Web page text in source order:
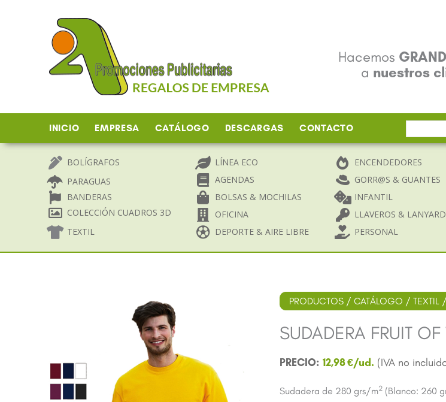
Hacemos
a nuestros
INICIO EMPRESA CATÁLOGO DESCARGAS CONTACTO
por:
BOLÍGRAFOS
PARAGUAS
BANDERAS
COLECCIÓN CUADROS 3D
TEXTIL
LÍNEA ECO
AGENDAS
BOLSAS & MOCHILAS
OFICINA
DEPORTE & AIRE LIBRE
ENCENDEDORES
GORR@S & GUANTES
INFANTIL
LLAVEROS & LANYARD
PERSONAL
PRODUCTOS / CATÁLOGO / TEXTIL /
SUDADERA FRUIT
12,98€
Sudadera de 280 grs/m2 (Blanco: 260